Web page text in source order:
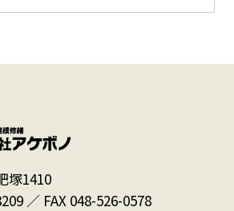
塚1410
／ FAX 048-526-0578